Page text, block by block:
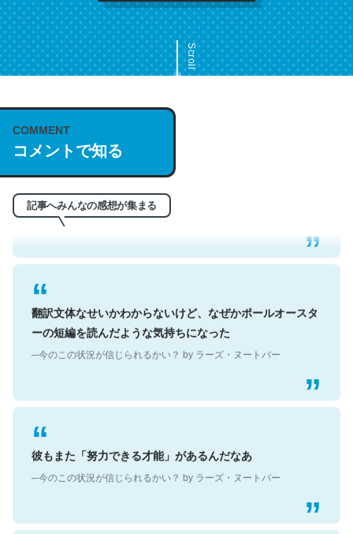
Scroll
COMMENT
コメントで知る
記事へみんなの感想が集まる
これは名文。彼はとてもクレバーなんだろうなと凄く思
─今のこの状況が信じられるかい？ by ラーズ・ヌートバー
翻訳文体なせいかわからないけど、なぜかポールオースタ
ーの短編を読んだような気持ちになった
─今のこの状況が信じられるかい？ by ラーズ・ヌートバー
彼もまた「努力できる才能」があるんだなあ
─今のこの状況が信じられるかい？ by ラーズ・ヌートバー